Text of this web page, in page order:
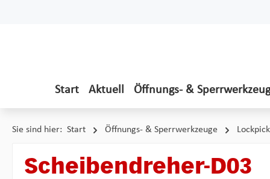
Start Aktuell Öffnungs- &
Sie sind hier: Start Öffnungs- & Sperrwerkzeuge
Scheibendreher-D03